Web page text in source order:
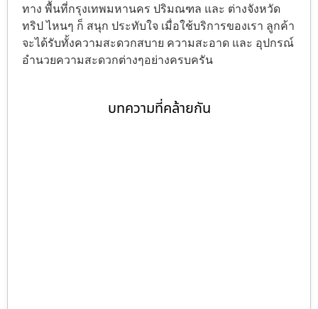
ทาง พื้นที่กรุงเทพมหานคร ปริมณฑล และ ต่างจังหวัด
ทริป ไหนๆ ก็ สนุก ประทับใจ เมื่อใช้บริการของเรา ลูกค้า
จะได้รับทั้งความสะดวกสบาย ความสะอาด และ อุปกรณ์
อำนวยความสะดวกต่างๆอย่างครบครัน
บทความที่คล้ายกัน